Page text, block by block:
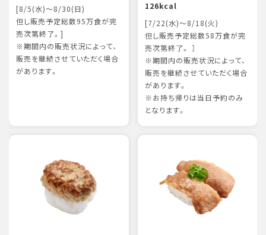
[8/5(水)～8/30(日)
但し販売予定総数95万食が完
売次第終了。]
※期間内の販売状況によって、
販売を継続させていただく場合
があります。
126kcal
[7/22(水)～8/18(火)
但し販売予定総数58万食が完
売次第終了。 ］
※期間内の販売状況によって、
販売を継続させていただく場合
があります。
※お持ち帰りは当日予約のみ
となります。